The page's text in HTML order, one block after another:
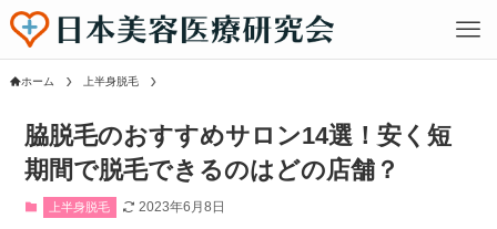
ホーム 上半身脱毛
脇脱毛のおすすめサロン14選！安く短
期間で脱毛できるのはどの店舗？
上半身脱毛 2023年6月8日